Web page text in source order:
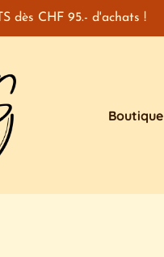
dès CHF 95.- d'achats !
Boutique